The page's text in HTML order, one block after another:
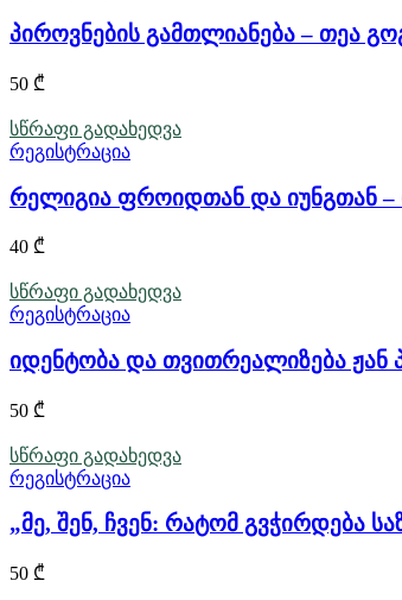
პიროვნების გამთლიანება – თეა
50 ₾
სწრაფი გადახედვა
რეგისტრაცია
რელიგია ფროიდთან და იუნგთან
40 ₾
სწრაფი გადახედვა
რეგისტრაცია
იდენტობა და თვითრეალიზება ჟან
50 ₾
სწრაფი გადახედვა
რეგისტრაცია
„მე, შენ, ჩვენ: რატომ გვჭირდება
50 ₾